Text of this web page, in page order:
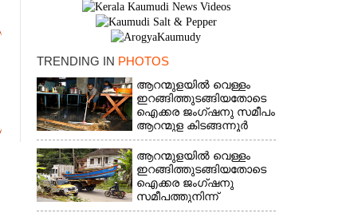
TRENDING IN PHOTOS
ആറന്മുളയിൽ വെള്ളം
ഇറങ്ങിത്തുടങ്ങിയതോടെ
ഐക്കര ജംഗ്ഷനു സമീപം
ആറന്മുള കിടങ്ങന്നൂർ
റോഡിന് സമീപം
പ്രവർത്തിക്കു ആറന്മുള
തട്ടുകട കഴുകി
വൃത്തിയാക്കുന്നു.
ആറന്മുളയിൽ വെള്ളം
ഇറങ്ങിത്തുടങ്ങിയതോടെ
ഐക്കര ജംഗ്ഷനു
സമീപത്തുനിന്ന്
രക്ഷാപ്രവർത്തനത്തിന്
×